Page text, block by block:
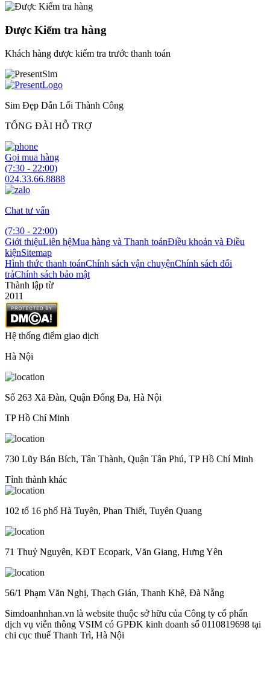
Được Kiểm tra hàng
Khách hàng được kiểm tra trước thanh toán
Sim Đẹp Dẫn Lối Thành Công
TỔNG ĐÀI HỖ TRỢ
Gọi mua hàng
(7:30 - 22:00)
024.33.66.8888
Chat tư vấn
(7:30 - 22:00)
Giới thiệuLiên hệMua hàng và Thanh toánĐiều khoản và Điều
kiệnSitemap
Hình thức thanh toánChính sách vận chuyệnChính sách đổi
trảChính sách bảo mật
Thành lập từ
2011
Hệ thống điểm giao dịch
Hà Nội
Số 263 Xã Đàn, Quận Đống Đa, Hà Nội
TP Hồ Chí Minh
730 Lũy Bán Bích, Tân Thành, Quận Tân Phú, TP Hồ Chí Minh
Tỉnh thành khác
102 tổ 16 phố Hà Tuyên, Phan Thiết, Tuyên Quang
71 Thuỷ Nguyên, KĐT Ecopark, Văn Giang, Hưng Yên
56/1 Phạm Văn Nghị, Thạch Gián, Thanh Khê, Đà Nẵng
Simdoanhnhan.vn là website thuộc sở hữu của Công ty cổ phẩn
dịch vụ viễn thông VSIM có GPĐK kinh doanh số 0110819698 tại
chi cục thuế Thanh Trì, Hà Nội